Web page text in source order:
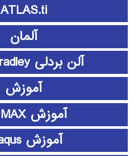
ATLAS.ti
آلمان
آلن بردلی Allen bradley
آموزش
آموزش 3D MAX
آموزش abaqus